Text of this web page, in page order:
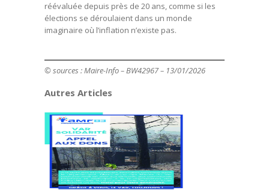
réévaluée depuis près de 20 ans, comme si les
élections se déroulaient dans un monde
imaginaire où l’inflation n’existe pas.
© sources : Maire-Info – BW42967 – 13/01/2026
Autres Articles